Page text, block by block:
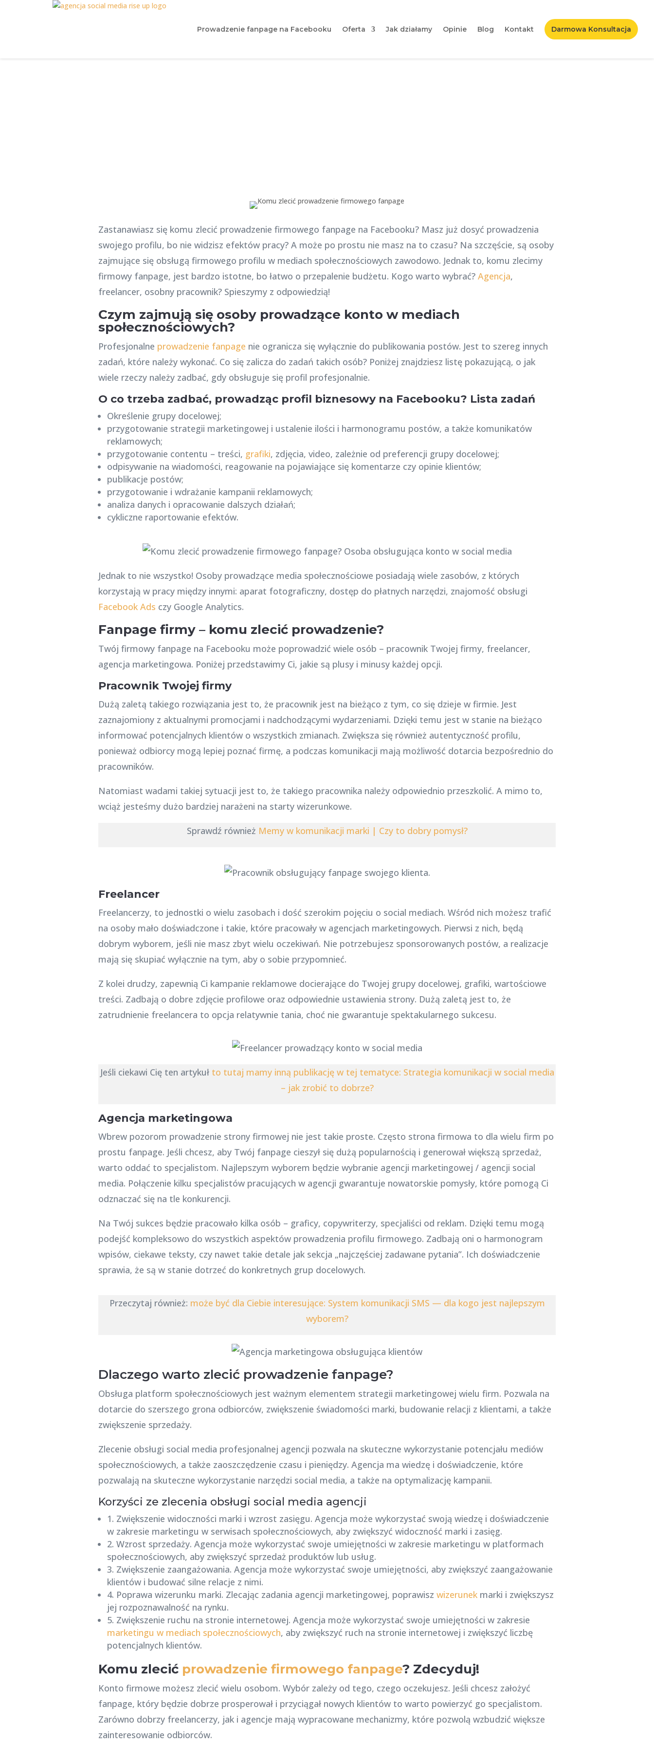
Prowadzenie fanpage na Facebooku Oferta Jak działamy Opinie Blog Kontakt Darmowa Konsultacja
Zastanawiasz się komu zlecić prowadzenie firmowego fanpage na Facebooku? Masz już dosyć prowadzenia
swojego profilu, bo nie widzisz efektów pracy? A może po prostu nie masz na to czasu? Na szczęście, są osoby
zajmujące się obsługą firmowego profilu w mediach społecznościowych zawodowo. Jednak to, komu zlecimy
firmowy fanpage, jest bardzo istotne, bo łatwo o przepalenie budżetu. Kogo warto wybrać? Agencja,
freelancer, osobny pracownik? Spieszymy z odpowiedzią!
Czym zajmują się osoby prowadzące konto w mediach
społecznościowych?
Profesjonalne prowadzenie fanpage nie ogranicza się wyłącznie do publikowania postów. Jest to szereg innych
zadań, które należy wykonać. Co się zalicza do zadań takich osób? Poniżej znajdziesz listę pokazującą, o jak
wiele rzeczy należy zadbać, gdy obsługuje się profil profesjonalnie.
O co trzeba zadbać, prowadząc profil biznesowy na Facebooku? Lista zadań
Określenie grupy docelowej;
przygotowanie strategii marketingowej i ustalenie ilości i harmonogramu postów, a także komunikatów
reklamowych;
przygotowanie contentu – treści, grafiki, zdjęcia, video, zależnie od preferencji grupy docelowej;
odpisywanie na wiadomości, reagowanie na pojawiające się komentarze czy opinie klientów;
publikacje postów;
przygotowanie i wdrażanie kampanii reklamowych;
analiza danych i opracowanie dalszych działań;
cykliczne raportowanie efektów.
Jednak to nie wszystko! Osoby prowadzące media społecznościowe posiadają wiele zasobów, z których
korzystają w pracy między innymi: aparat fotograficzny, dostęp do płatnych narzędzi, znajomość obsługi
Facebook Ads czy Google Analytics.
Fanpage firmy – komu zlecić prowadzenie?
Twój firmowy fanpage na Facebooku może poprowadzić wiele osób – pracownik Twojej firmy, freelancer,
agencja marketingowa. Poniżej przedstawimy Ci, jakie są plusy i minusy każdej opcji.
Pracownik Twojej firmy
Dużą zaletą takiego rozwiązania jest to, że pracownik jest na bieżąco z tym, co się dzieje w firmie. Jest
zaznajomiony z aktualnymi promocjami i nadchodzącymi wydarzeniami. Dzięki temu jest w stanie na bieżąco
informować potencjalnych klientów o wszystkich zmianach. Zwiększa się również autentyczność profilu,
ponieważ odbiorcy mogą lepiej poznać firmę, a podczas komunikacji mają możliwość dotarcia bezpośrednio do
pracowników.
Natomiast wadami takiej sytuacji jest to, że takiego pracownika należy odpowiednio przeszkolić. A mimo to,
wciąż jesteśmy dużo bardziej narażeni na starty wizerunkowe.
Sprawdź również Memy w komunikacji marki | Czy to dobry pomysł?
Freelancer
Freelancerzy, to jednostki o wielu zasobach i dość szerokim pojęciu o social mediach. Wśród nich możesz trafić
na osoby mało doświadczone i takie, które pracowały w agencjach marketingowych. Pierwsi z nich, będą
dobrym wyborem, jeśli nie masz zbyt wielu oczekiwań. Nie potrzebujesz sponsorowanych postów, a realizacje
mają się skupiać wyłącznie na tym, aby o sobie przypomnieć.
Z kolei drudzy, zapewnią Ci kampanie reklamowe docierające do Twojej grupy docelowej, grafiki, wartościowe
treści. Zadbają o dobre zdjęcie profilowe oraz odpowiednie ustawienia strony. Dużą zaletą jest to, że
zatrudnienie freelancera to opcja relatywnie tania, choć nie gwarantuje spektakularnego sukcesu.
Jeśli ciekawi Cię ten artykuł to tutaj mamy inną publikację w tej tematyce: Strategia komunikacji w social media
– jak zrobić to dobrze?
Agencja marketingowa
Wbrew pozorom prowadzenie strony firmowej nie jest takie proste. Często strona firmowa to dla wielu firm po
prostu fanpage. Jeśli chcesz, aby Twój fanpage cieszył się dużą popularnością i generował większą sprzedaż,
warto oddać to specjalistom. Najlepszym wyborem będzie wybranie agencji marketingowej / agencji social
media. Połączenie kilku specjalistów pracujących w agencji gwarantuje nowatorskie pomysły, które pomogą Ci
odznaczać się na tle konkurencji.
Na Twój sukces będzie pracowało kilka osób – graficy, copywriterzy, specjaliści od reklam. Dzięki temu mogą
podejść kompleksowo do wszystkich aspektów prowadzenia profilu firmowego. Zadbają oni o harmonogram
wpisów, ciekawe teksty, czy nawet takie detale jak sekcja „najczęściej zadawane pytania”. Ich doświadczenie
sprawia, że są w stanie dotrzeć do konkretnych grup docelowych.
Przeczytaj również: może być dla Ciebie interesujące: System komunikacji SMS — dla kogo jest najlepszym
wyborem?
Dlaczego warto zlecić prowadzenie fanpage?
Obsługa platform społecznościowych jest ważnym elementem strategii marketingowej wielu firm. Pozwala na
dotarcie do szerszego grona odbiorców, zwiększenie świadomości marki, budowanie relacji z klientami, a także
zwiększenie sprzedaży.
Zlecenie obsługi social media profesjonalnej agencji pozwala na skuteczne wykorzystanie potencjału mediów
społecznościowych, a także zaoszczędzenie czasu i pieniędzy. Agencja ma wiedzę i doświadczenie, które
pozwalają na skuteczne wykorzystanie narzędzi social media, a także na optymalizację kampanii.
Korzyści ze zlecenia obsługi social media agencji
1. Zwiększenie widoczności marki i wzrost zasięgu. Agencja może wykorzystać swoją wiedzę i doświadczenie
w zakresie marketingu w serwisach społecznościowych, aby zwiększyć widoczność marki i zasięg.
2. Wzrost sprzedaży. Agencja może wykorzystać swoje umiejętności w zakresie marketingu w platformach
społecznościowych, aby zwiększyć sprzedaż produktów lub usług.
3. Zwiększenie zaangażowania. Agencja może wykorzystać swoje umiejętności, aby zwiększyć zaangażowanie
klientów i budować silne relacje z nimi.
4. Poprawa wizerunku marki. Zlecając zadania agencji marketingowej, poprawisz wizerunekmarki i zwiększysz
jej rozpoznawalność na rynku.
5. Zwiększenie ruchu na stronie internetowej. Agencja może wykorzystać swoje umiejętności w zakresie
marketingu w mediach społecznościowych, aby zwiększyć ruch na stronie internetowej i zwiększyć liczbę
potencjalnych klientów.
Komu zlecić prowadzenie firmowego fanpage? Zdecyduj!
Konto firmowe możesz zlecić wielu osobom. Wybór zależy od tego, czego oczekujesz. Jeśli chcesz założyć
fanpage, który będzie dobrze prosperował i przyciągał nowych klientów to warto powierzyć go specjalistom.
Zarówno dobrzy freelancerzy, jak i agencje mają wypracowane mechanizmy, które pozwolą wzbudzić większe
zainteresowanie odbiorców.